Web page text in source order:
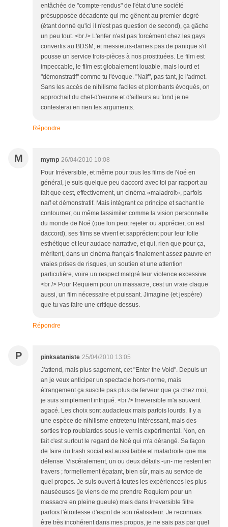
entâchée de "compte-rendus" de l'état d'une société
présupposée décadente qui me gênent au premier degré
(étant donné qu'ici il n'est pas question de second), ça gâche
un peu tout. <br /> L'enfer n'est pas forcément chez les gays
convertis au BDSM, et messieurs-dames pas de panique s'il
pousse un service trois-pièces à nos prostituées. Le film est
impeccable, le film est globalement louable, mais lourd et
"démonstratif" comme tu l'évoque. "Naif", pas tant, je l'admet.
Sans les accès de nihilisme faciles et plombants évoqués, on
approchait du chef-d'oeuvre et d'ailleurs au fond je ne
contesterai en rien tes arguments.
Répondre
M mymp 26/04/2010 10:08
Pour Irréversible, et même pour tous les films de Noé en
général, je suis quelque peu daccord avec toi par rapport au
fait que cest, effectivement, un cinéma «maladroit», parfois
naïf et démonstratif. Mais intégrant ce principe et sachant le
contourner, ou même lassimiler comme la vision personnelle
du monde de Noé (que lon peut rejeter ou apprécier, on est
daccord), ses films se vivent et sapprécient pour leur folie
esthétique et leur audace narrative, et qui, rien que pour ça,
méritent, dans un cinéma français finalement assez pauvre en
vraies prises de risques, un soutien et une attention
particulière, voire un respect malgré leur violence excessive.
<br /> Pour Requiem pour un massacre, cest un vraie claque
aussi, un film nécessaire et puissant. Jimagine (et jespère)
que tu vas faire une critique dessus.
Répondre
P pinksataniste 25/04/2010 13:05
J'attend, mais plus sagement, cet "Enter the Void". Depuis un
an je veux anticiper un spectacle hors-norme, mais
étrangement ça suscite pas plus de ferveur que ça chez moi,
je suis simplement intrigué. <br /> Irreversible m'a souvent
agacé. Les choix sont audacieux mais parfois lourds. Il y a
une espèce de nihilisme entretenu intéressant, mais des
sorties trop roublardes sous le vernis expérimental. Non, en
fait c'est surtout le regard de Noé qui m'a dérangé. Sa façon
de faire du trash social est aussi faible et maladroite que ma
défense. Viscéralement, un ou deux détails -un- me restent en
travers ; formellement épatant, bien sûr, mais au service de
quel propos. Je suis ouvert à toutes les expériences les plus
nauséeuses (je viens de me prendre Requiem pour un
massacre en pleine gueule) mais dans Irreversible filtre
parfois l'étroitesse d'esprit de son réalisateur. Je reconnais
être très incohérent dans mes propos, je ne sais pas par quel